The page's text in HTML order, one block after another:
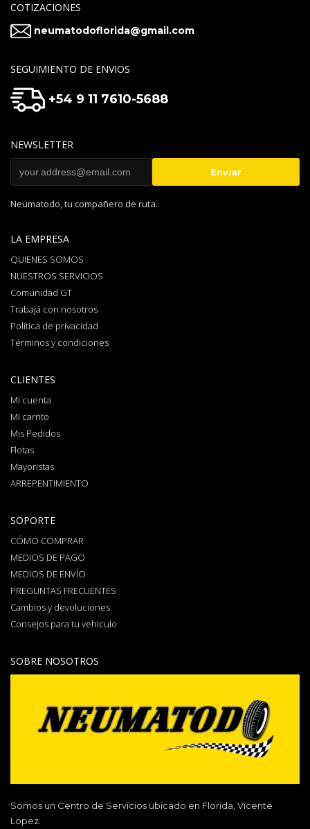
COTIZACIONES
neumatodoflorida@gmail.com
SEGUIMIENTO DE ENVIOS
+54 9 11 7610-5688
NEWSLETTER
Neumatodo, tu compañero de ruta.
LA EMPRESA
QUIENES SOMOS
NUESTROS SERVICIOS
Comunidad GT
Trabajá con nosotros
Política de privacidad
Términos y condiciones
CLIENTES
Mi cuenta
Mi carrito
Mis Pedidos
Flotas
Mayoristas
ARREPENTIMIENTO
SOPORTE
CÓMO COMPRAR
MEDIOS DE PAGO
MEDIOS DE ENVÍO
PREGUNTAS FRECUENTES
Cambios y devoluciones
Consejos para tu vehiculo
SOBRE NOSOTROS
Somos un Centro de Servicios ubicado en Florida, Vicente
Lopez.